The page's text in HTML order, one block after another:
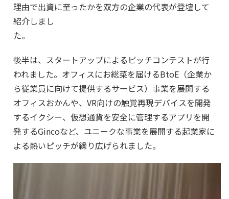
理由で出資に至ったかを双方の企業の代表が登壇して
紹介しまし
た。
後半は、スタートアップによるピッチコンテストが行
われました。オフィスにお総菜を届けるBtoE（企業か
ら従業員に向けて提供するサービス）事業を展開する
オフィスおかんや、VR向けの触覚再現デバイスを開発
するイクシー、仮想通貨を安全に管理するアプリを開
発するGincoなど、ユニークな事業を展開する起業家に
よる熱いピッチが繰り広げられました。